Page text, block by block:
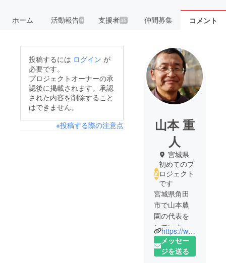
ホーム 活動報告9 支援者35 仲間募集 コメント
投稿するには ログイン が
必要です。
プロジェクトオーナーの承
認後に掲載されます。承認
された内容を削除すること
はできません。
※投稿する際の注意点
山本 重
人
宮城県
初めてのプ
ロジェクト
です
宮城県角田
市で山本農
園の代表を
していま
す。
2014年に山
https://www.facebook.com/shigeto2020
メッセー
ジを送る